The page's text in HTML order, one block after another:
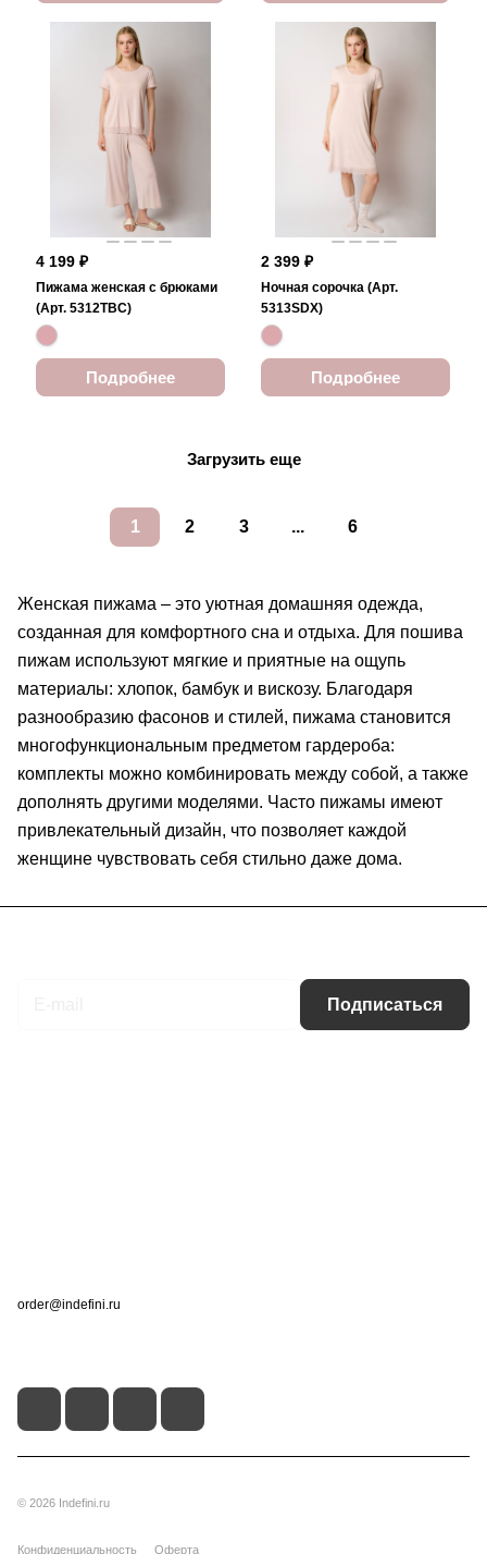
4 199 ₽
Пижама женская с брюками
(Арт. 5312TBC)
Подробнее
2 399 ₽
Ночная сорочка (Арт.
5313SDX)
Подробнее
Загрузить еще
1 2 3 ... 6
Женская пижама – это уютная домашняя одежда,
созданная для комфортного сна и отдыха. Для пошива
пижам используют мягкие и приятные на ощупь
материалы: хлопок, бамбук и вискозу. Благодаря
разнообразию фасонов и стилей, пижама становится
многофункциональным предметом гардероба:
комплекты можно комбинировать между собой, а также
дополнять другими моделями. Часто пижамы имеют
привлекательный дизайн, что позволяет каждой
женщине чувствовать себя стильно даже дома.
Подписаться
order@indefini.ru
© 2026 Indefini.ru
Конфиденциальность Оферта